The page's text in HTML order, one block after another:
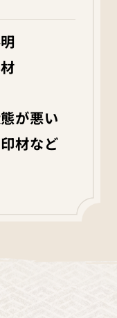
が悪い
材など